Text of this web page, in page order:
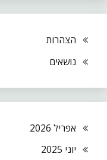
הצהרות
נושאים
אפריל 2026
יוני 2025